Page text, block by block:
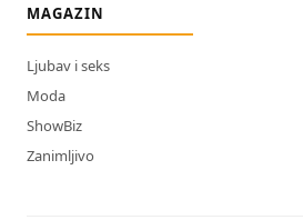
MAGAZIN
Ljubav i seks
Moda
ShowBiz
Zanimljivo